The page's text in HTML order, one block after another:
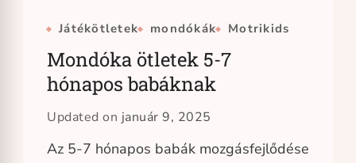
Játékötletek mondókák Motrikids
Mondóka ötletek 5-7
hónapos babáknak
Updated on január 9, 2025
Az 5-7 hónapos babák mozgásfejlődése